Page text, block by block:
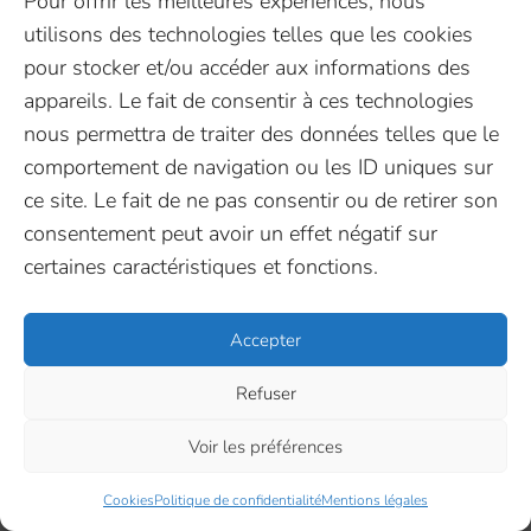
utilisons des technologies telles que les cookies
pour stocker et/ou accéder aux informations des
appareils. Le fait de consentir à ces technologies
nous permettra de traiter des données telles que le
comportement de navigation ou les ID uniques sur
ce site. Le fait de ne pas consentir ou de retirer son
consentement peut avoir un effet négatif sur
certaines caractéristiques et fonctions.
Accepter
Refuser
Voir les préférences
CookiesPolitique de confidentialitéMentions légales
Contactez-nous
Suivez-nous
Espace presse
Nous rejoindre ♥️
Linkedin
Facebook
Youtube
X (Twitter)
InovaYa 2026–Cookies–Mentions légales–
Politique de confidentialité
Mis à flot par Pilot’in